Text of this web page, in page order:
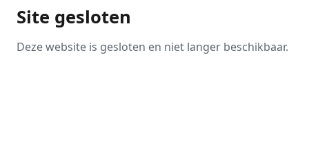
Site gesloten
Deze website is gesloten en niet langer beschikbaar.